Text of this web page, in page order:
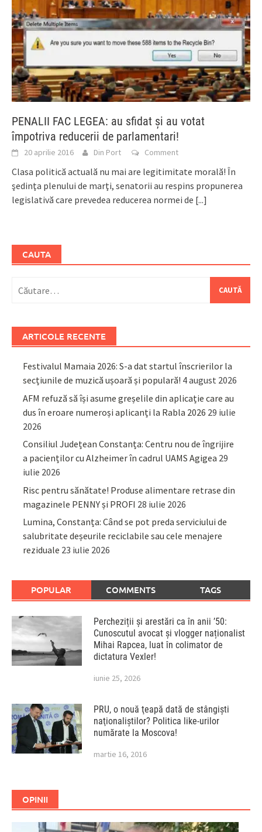
PENALII FAC LEGEA: au sfidat şi au votat
împotriva reducerii de parlamentari!
20 aprilie 2016 Din Port Comment
Clasa politică actuală nu mai are legitimitate morală! În
şedinţa plenului de marţi, senatorii au respins propunerea
legislativă care prevedea reducerea normei de [...]
CAUTA
după:
ARTICOLE RECENTE
Festivalul Mamaia 2026: S-a dat startul înscrierilor la
secțiunile de muzică ușoară și populară! 4 august 2026
AFM refuză să își asume greșelile din aplicație care au
dus în eroare numeroși aplicanți la Rabla 2026 29 iulie
2026
Consiliul Județean Constanța: Centru nou de îngrijire
a pacienților cu Alzheimer în cadrul UAMS Agigea 29
iulie 2026
Risc pentru sănătate! Produse alimentare retrase din
magazinele PENNY și PROFI 28 iulie 2026
Lumina, Constanța: Când se pot preda serviciului de
salubritate deșeurile reciclabile sau cele menajere
reziduale 23 iulie 2026
POPULAR COMMENTS TAGS
Percheziții și arestări ca în anii ’50:
Cunoscutul avocat și vlogger naționalist
Mihai Rapcea, luat în colimator de
dictatura Vexler!
iunie 25, 2026
PRU, o nouă ţeapă dată de stângişti
naţionaliştilor? Politica like-urilor
numărate la Moscova!
martie 16, 2016
OPINII